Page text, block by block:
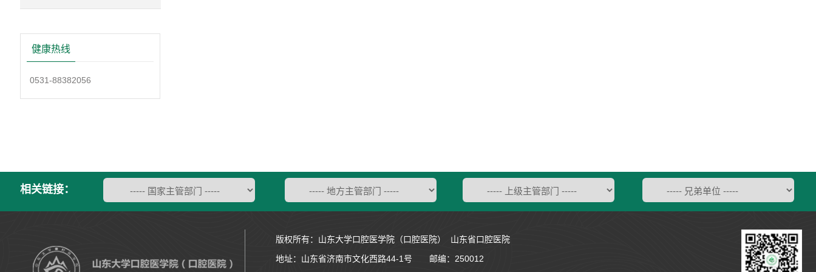
健康热线
0531-88382056
相关链接：
版权所有：山东大学口腔医学院（口腔医院） 山东省口腔医院
地址： 山东省济南市文化西路44-1号 邮编：250012